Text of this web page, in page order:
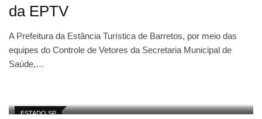
da EPTV
A Prefeitura da Estância Turística de Barretos, por meio das
equipes do Controle de Vetores da Secretaria Municipal de
Saúde,…
ESTADO SP